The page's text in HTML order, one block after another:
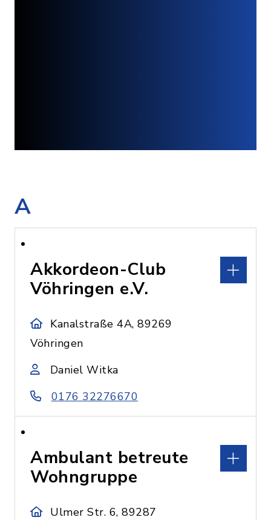
A
Akkordeon-Club
Vöhringen e.V.
Kanalstraße 4A, 89269
Vöhringen
Daniel Witka
0176 32276670
Ambulant betreute
Wohngruppe
Ulmer Str. 6, 89287